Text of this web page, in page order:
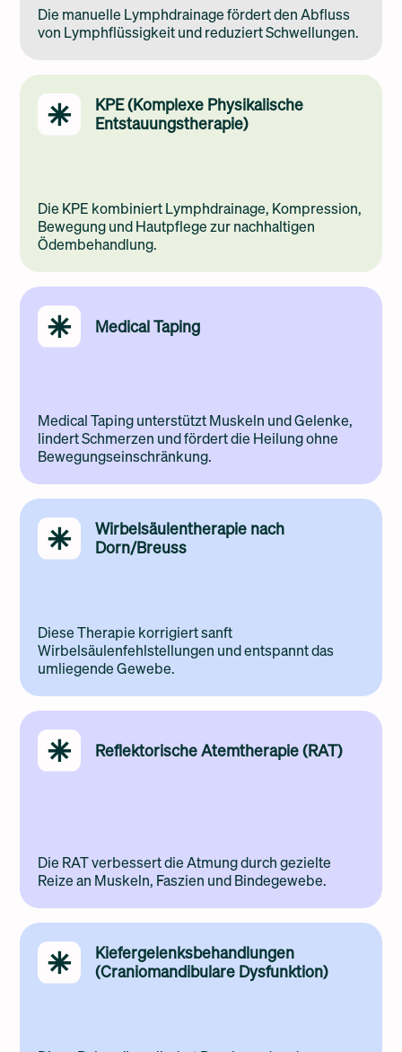
Die manuelle Lymphdrainage fördert den Abfluss
von Lymphflüssigkeit und reduziert Schwellungen.
KPE (Komplexe Physikalische
Entstauungstherapie)
Die KPE kombiniert Lymphdrainage, Kompression,
Bewegung und Hautpflege zur nachhaltigen
Ödembehandlung.
Medical Taping
Medical Taping unterstützt Muskeln und Gelenke,
lindert Schmerzen und fördert die Heilung ohne
Bewegungseinschränkung.
Wirbelsäulentherapie nach
Dorn/Breuss
Diese Therapie korrigiert sanft
Wirbelsäulenfehlstellungen und entspannt das
umliegende Gewebe.
Reflektorische Atemtherapie (RAT)
Die RAT verbessert die Atmung durch gezielte
Reize an Muskeln, Faszien und Bindegewebe.
Kiefergelenksbehandlungen
(Craniomandibulare Dysfunktion)